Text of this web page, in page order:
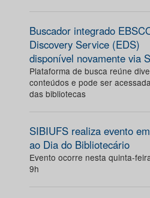
Buscador integrado
Discovery Service (EDS)
disponível novamente via
Plataforma de busca reúne
conteúdos e pode ser
das bibliotecas
SIBIUFS realiza evento
ao Dia do Bibliotecário
Evento ocorre nesta quinta-
9h